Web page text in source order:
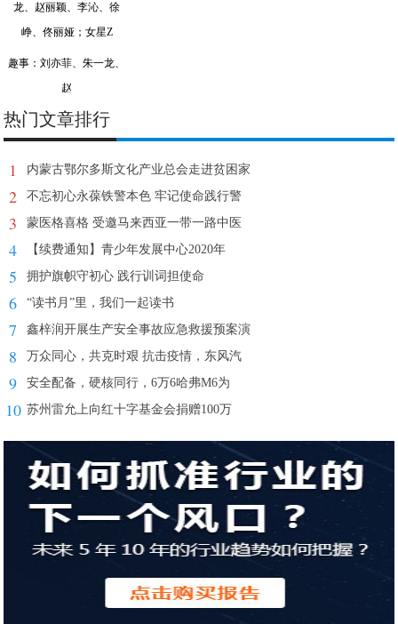
趣事：刘亦菲、朱一龙、
赵
热门文章排行
1 内蒙古鄂尔多斯文化产业总会走进贫困家
2 不忘初心永葆铁警本色 牢记使命践行警
3 蒙医格喜格 受邀马来西亚一带一路中医
4 【续费通知】青少年发展中心2020年
5 拥护旗帜守初心 践行训词担使命
6 “读书月”里，我们一起读书
7 鑫梓润开展生产安全事故应急救援预案演
8 万众同心，共克时艰 抗击疫情，东风汽
9 安全配备，硬核同行，6万6哈弗M6为
10 苏州雷允上向红十字基金会捐赠100万